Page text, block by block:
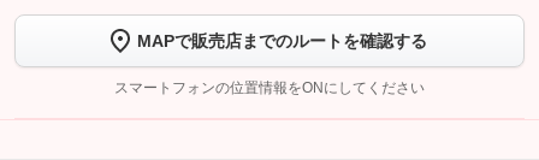
トーク画面で
ボタンをタップして問い合わせを
完了してください。
こちら
MAPで販売店までのルートを確認する
スマートフォンの位置情報をONにしてください